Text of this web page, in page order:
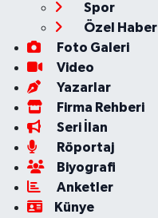
Spor
Özel Haber
Foto Galeri
Video
Yazarlar
Firma Rehberi
Seri İlan
Röportaj
Biyografi
Anketler
Künye